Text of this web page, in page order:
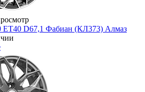
ET40 D67,1 Фабиан (КЛ373) Алмаз